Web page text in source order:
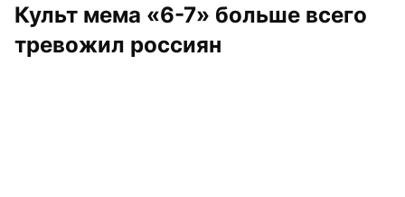
Культ мема «6-7» больше всего
тревожил россиян